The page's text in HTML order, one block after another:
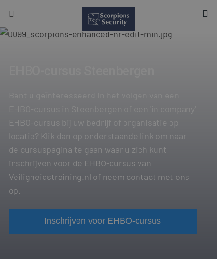
EHBO-cursus bij uw bedrijf of organisatie op
locatie? Klik dan op onderstaande link om naar
de cursuspagina te gaan waar u zich kunt
inschrijven voor de EHBO-cursus van
Veiligheidstraining.nl of neem contact met ons
op.
Inschrijven voor EHBO-cursus